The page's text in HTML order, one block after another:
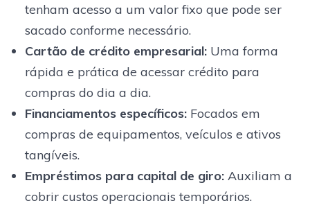
tenham acesso a um valor fixo que pode ser
sacado conforme necessário.
Cartão de crédito empresarial:Uma forma
rápida e prática de acessar crédito para
compras do dia a dia.
Financiamentos específicos:Focados em
compras de equipamentos, veículos e ativos
tangíveis.
Empréstimos para capital de giro:Auxiliam a
cobrir custos operacionais temporários.